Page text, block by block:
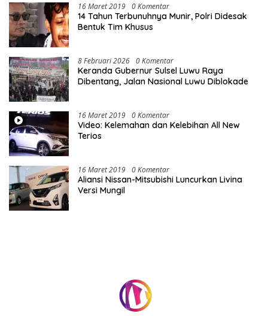
16 Maret 2019 0 Komentar
14 Tahun Terbunuhnya Munir, Polri Didesak
Bentuk Tim Khusus
8 Februari 2026 0 Komentar
Keranda Gubernur Sulsel Luwu Raya
Dibentang, Jalan Nasional Luwu Diblokade
16 Maret 2019 0 Komentar
Video: Kelemahan dan Kelebihan All New
Terios
16 Maret 2019 0 Komentar
Aliansi Nissan-Mitsubishi Luncurkan Livina
Versi Mungil